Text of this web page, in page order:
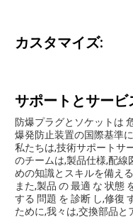
カスタマイズ:
サポートとサービ
防爆プラグとソケットは
爆発防止装置の国際基準
私たちは,技術サポートサ
のチームは,製品仕様,配線
めの知識とスキルを備え
また,製品 の 最適 な 状態
する 問題 を 診断 し,修復
ために,我々は,交換部品と